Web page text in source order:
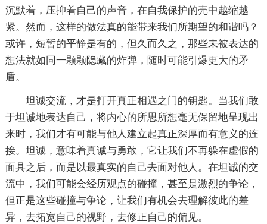
沉默着，压抑着自己的声音，在自我保护的壳中越缩越
紧。然而，这样的做法真的能带来我们所期望的和谐吗？
或许，短暂的平静是有的，但久而久之，那些未被表达的
想法就如同一颗颗隐藏的炸弹，随时可能引爆更大的矛
盾。
坦诚交流，才是打开真正相遇之门的钥匙。当我们敢
于坦诚地表达自己，将内心的所思所想毫无保留地呈现出
来时，我们才有可能与他人建立起真正深厚而有意义的连
接。坦诚，意味着真诚与勇敢，它让我们不再躲在虚假的
面具之后，而是以最真实的自己去面对他人。在坦诚的交
流中，我们可能会经历观点的碰撞，甚至是激烈的争论，
但正是这些碰撞与争论，让我们有机会去理解彼此的差
异，去拓宽自己的视野，去修正自己的偏见。